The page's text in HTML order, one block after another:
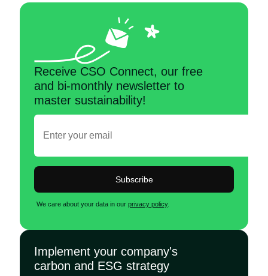
Receive CSO Connect, our free
and bi-monthly newsletter to
master sustainability!
Subscribe
We care about your data in our privacy policy.
Implement your company's
carbon and ESG strategy